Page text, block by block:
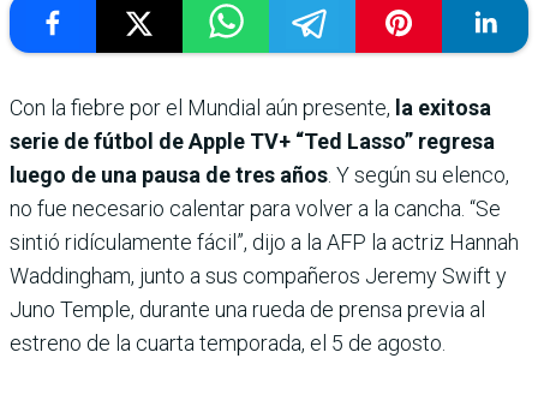
Con la fiebre por el Mundial aún presente, la exitosa
serie de fútbol de Apple TV+ “Ted Lasso” regresa
luego de una pausa de tres años . Y según su elenco,
no fue necesario calentar para volver a la cancha. “Se
sintió ridículamente fácil”, dijo a la AFP la actriz Hannah
Waddingham, junto a sus compañeros Jeremy Swift y
Juno Temple, durante una rueda de prensa previa al
estreno de la cuarta temporada, el 5 de agosto.